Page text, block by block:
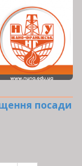
посади